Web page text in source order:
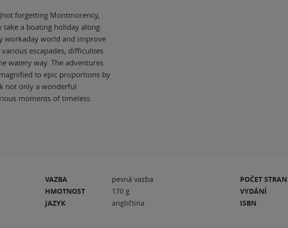
forgetting Montmorency,
take a boating holiday along
workaday world and improve
escapades, difficulties
watery way. The adventures
to epic proportions by
not only a wonderful
moments of timeless
VAZBA
pevná vazba
HMOTNOST
170 g
JAZYK
angličtina
POČET STRAN
VYDÁNÍ
ISBN